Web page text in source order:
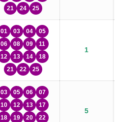
21
24 25
01 03 04
05
06
08 09
11
12
13 14
18
21
22 25
1
03 05 06
07
10
12 13
17
18
19 20
22
5